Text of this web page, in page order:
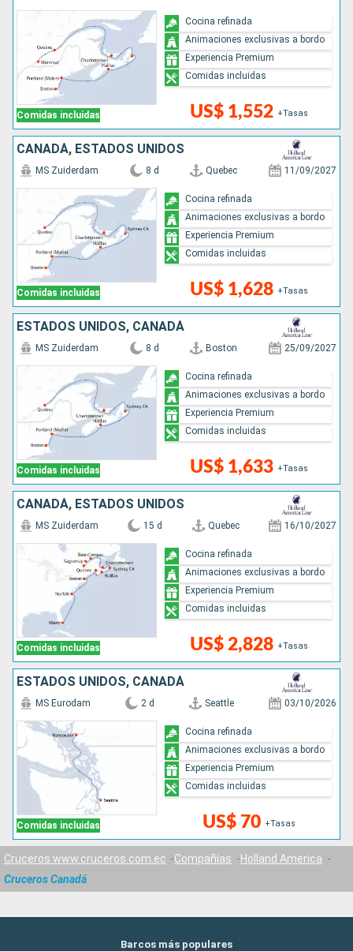
Comidas incluidas US$ 1,552 +Tasas
Cocina refinada
Animaciones exclusivas a bordo
Experiencia Premium
Comidas incluidas
CANADÁ, ESTADOS UNIDOS
Comidas incluidas
MS Zuiderdam 8 d Quebec 11/09/2027
US$ 1,628 +Tasas
Cocina refinada
Animaciones exclusivas a bordo
Experiencia Premium
Comidas incluidas
ESTADOS UNIDOS, CANADÁ
Comidas incluidas
MS Zuiderdam 8 d Boston 25/09/2027
US$ 1,633 +Tasas
Cocina refinada
Animaciones exclusivas a bordo
Experiencia Premium
Comidas incluidas
CANADÁ, ESTADOS UNIDOS
Comidas incluidas
MS Zuiderdam 15 d Quebec 16/10/2027
US$ 2,828 +Tasas
Cocina refinada
Animaciones exclusivas a bordo
Experiencia Premium
Comidas incluidas
ESTADOS UNIDOS, CANADÁ
Comidas incluidas
MS Eurodam 2 d Seattle 03/10/2026
US$ 70 +Tasas
Cocina refinada
Animaciones exclusivas a bordo
Experiencia Premium
Comidas incluidas
Cruceros www.cruceros.com.ec Compañías
Holland America
Cruceros Canadá
Barcos más populares